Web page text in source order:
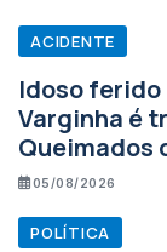
ACIDENTE
Idoso ferido
Varginha é
Queimados
05/08/2026
POLÍTICA